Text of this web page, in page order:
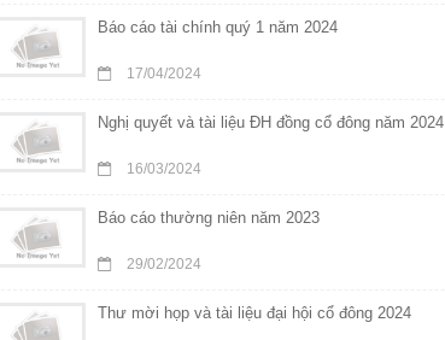
Báo cáo tài chính quý 1 năm 2024
17/04/2024
Nghị quyết và tài liệu ĐH đồng cổ đông năm 2024
16/03/2024
Báo cáo thường niên năm 2023
29/02/2024
Thư mời họp và tài liệu đại hội cổ đông 2024